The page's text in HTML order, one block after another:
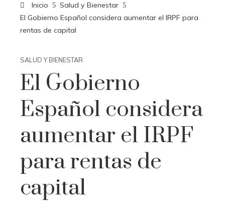
Inicio
Salud y Bienestar
El Gobierno Español considera aumentar el IRPF para
rentas de capital
SALUD Y BIENESTAR
El Gobierno
Español considera
aumentar el IRPF
para rentas de
capital